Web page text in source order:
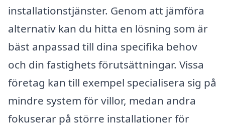
installationstjänster. Genom att jämföra
alternativ kan du hitta en lösning som är
bäst anpassad till dina specifika behov
och din fastighets förutsättningar. Vissa
företag kan till exempel specialisera sig på
mindre system för villor, medan andra
fokuserar på större installationer för